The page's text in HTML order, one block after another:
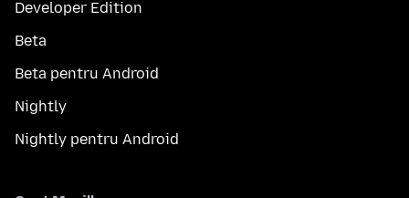
Developer Edition
Beta
Beta pentru Android
Nightly
Nightly pentru Android